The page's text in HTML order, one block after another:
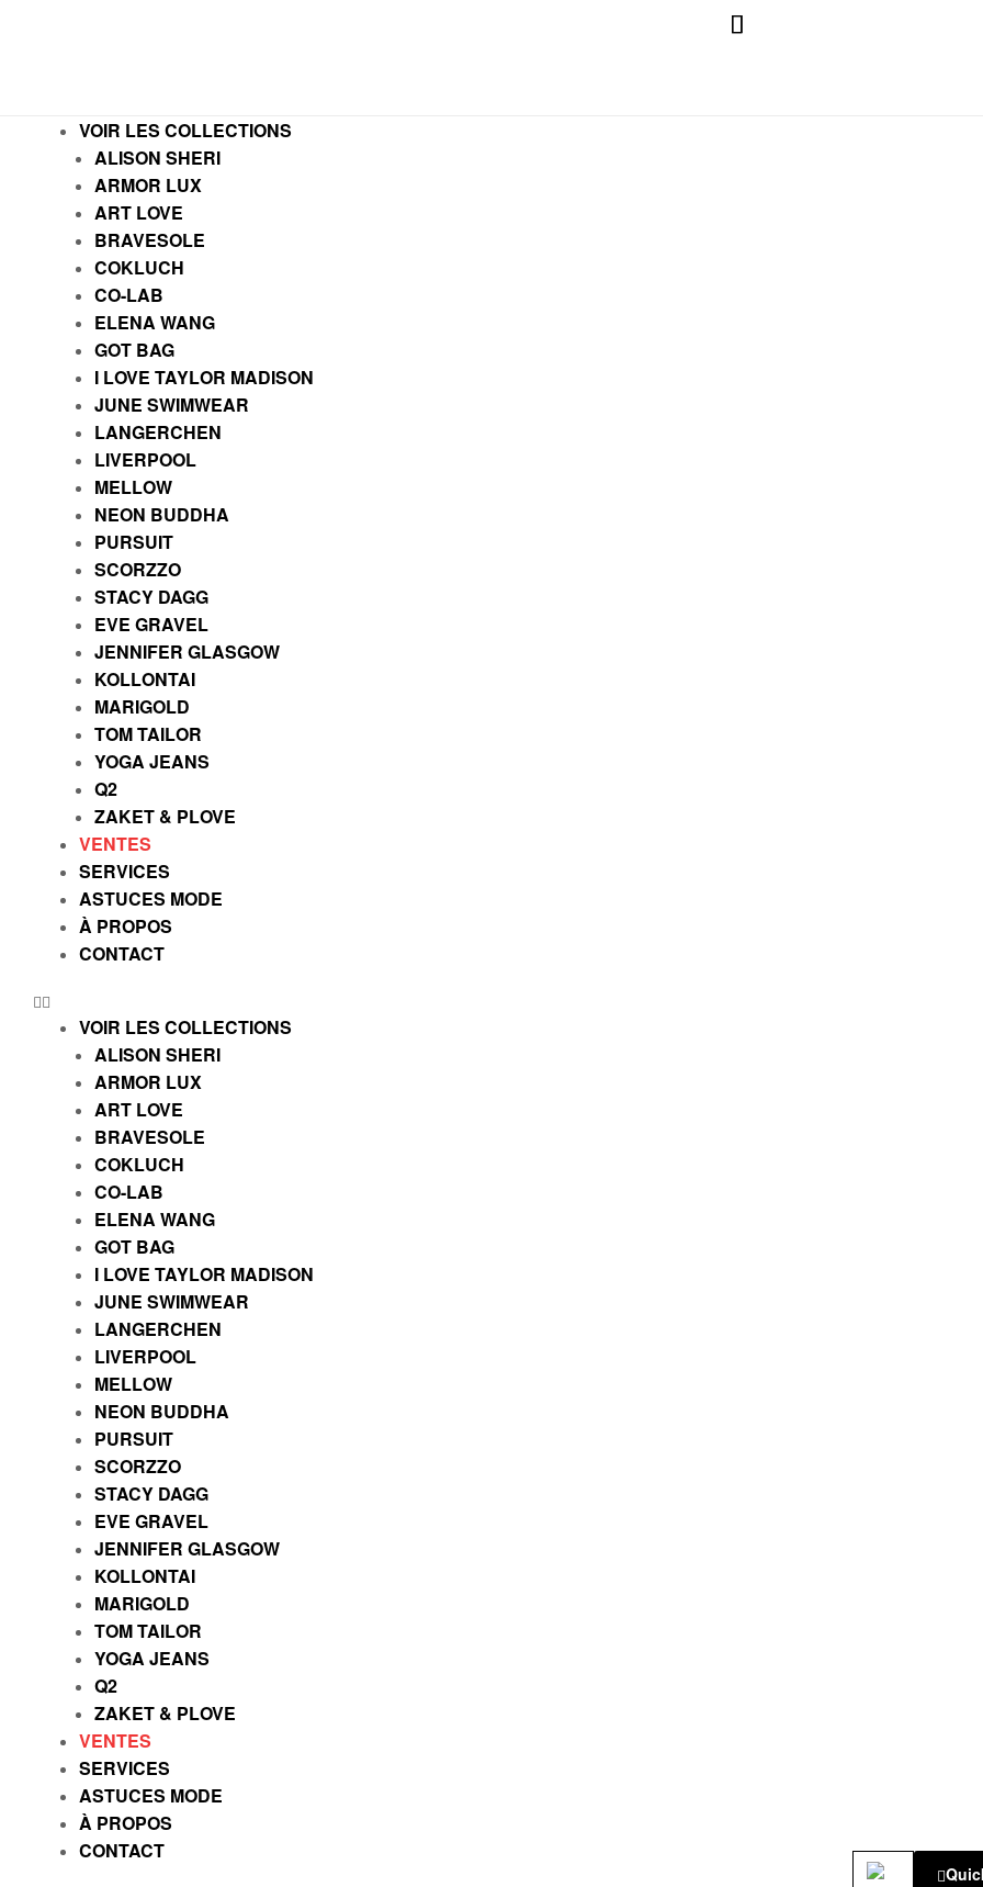
VOIR LES COLLECTIONS
ALISON SHERI
ARMOR LUX
ART LOVE
BRAVESOLE
COKLUCH
CO-LAB
ELENA WANG
GOT BAG
I LOVE TAYLOR MADISON
JUNE SWIMWEAR
LANGERCHEN
LIVERPOOL
MELLOW
NEON BUDDHA
PURSUIT
SCORZZO
STACY DAGG
EVE GRAVEL
JENNIFER GLASGOW
KOLLONTAI
MARIGOLD
TOM TAILOR
YOGA JEANS
Q2
ZAKET & PLOVE
VENTES
SERVICES
ASTUCES MODE
À PROPOS
CONTACT
VOIR LES COLLECTIONS
ALISON SHERI
ARMOR LUX
ART LOVE
BRAVESOLE
COKLUCH
CO-LAB
ELENA WANG
GOT BAG
I LOVE TAYLOR MADISON
JUNE SWIMWEAR
LANGERCHEN
LIVERPOOL
MELLOW
NEON BUDDHA
PURSUIT
SCORZZO
STACY DAGG
EVE GRAVEL
JENNIFER GLASGOW
KOLLONTAI
MARIGOLD
TOM TAILOR
YOGA JEANS
Q2
ZAKET & PLOVE
VENTES
SERVICES
ASTUCES MODE
À PROPOS
CONTACT